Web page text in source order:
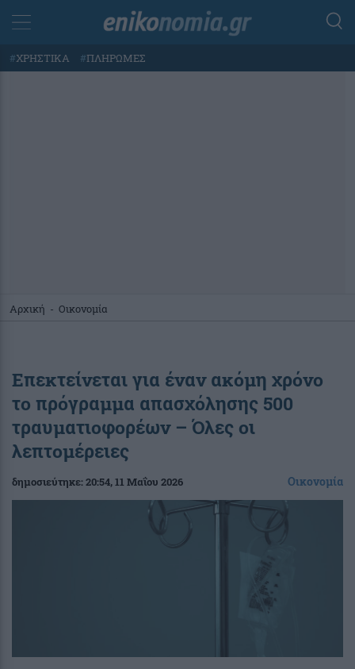
#ΧΡΗΣΤΙΚΑ #ΠΛΗΡΩΜΕΣ
Αρχική - Οικονομία
Επεκτείνεται για έναν ακόμη χρόνο
το πρόγραμμα απασχόλησης 500
τραυματιοφορέων – Όλες οι
λεπτομέρειες
δημοσιεύτηκε:20:54, 11 Μαΐου 2026 Οικονομία